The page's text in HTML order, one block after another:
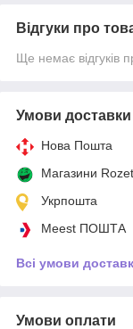
Відгуки про
Ще немає відгуків
Умови доставки
Нова Пошта
Магазини
Укрпошта
Meest ПОШТА
Всі умови
Умови оплати